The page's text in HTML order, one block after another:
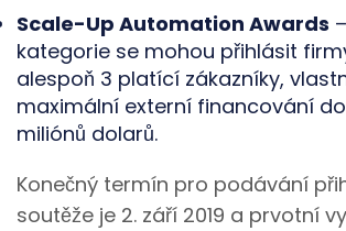
Scale-Up Automation Awards
kategorie se mohou přihlásit
alespoň 3 platící zákazníky,
maximální externí financování
miliónů dolarů.
Konečný termín pro podávání
soutěže je 2. září 2019 a prvotní